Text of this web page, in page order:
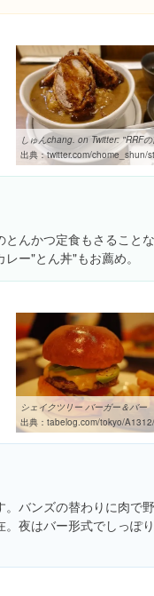
出典：twitter.com/chome_shun/status/
んかつ定食もさること
出典： tabelog.com/tokyo/A1312/A131201/
バンズの替わりに肉で
夜はバー形式でしっぽり